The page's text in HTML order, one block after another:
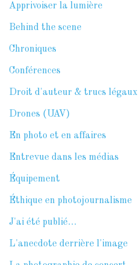
Apprivoiser la lumière
Behind the scene
Chroniques
Conférences
Droit d'auteur & trucs légaux
Drones (UAV)
En photo et en affaires
Entrevue dans les médias
Équipement
Éthique en photojournalisme
J'ai été publié…
L'anecdote derrière l'image